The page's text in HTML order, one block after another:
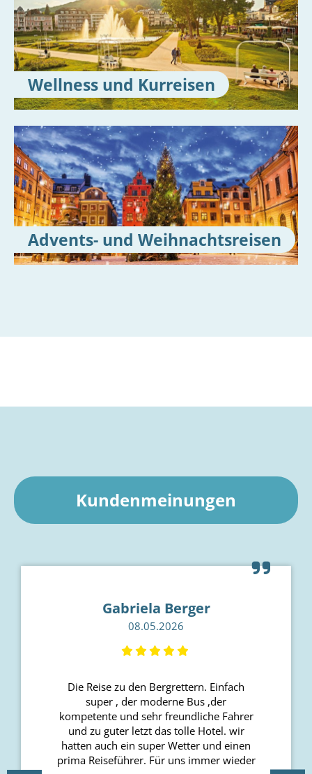
Wellness und Kurreisen
Advents- und Weihnachtsreisen
Kundenmeinungen
Gabriela Berger
08.05.2026
Die Reise zu den Bergrettern. Einfach
super , der moderne Bus ,der
kompetente und sehr freundliche Fahrer
und zu guter letzt das tolle Hotel. wir
hatten auch ein super Wetter und einen
prima Reiseführer. Für uns immer wieder